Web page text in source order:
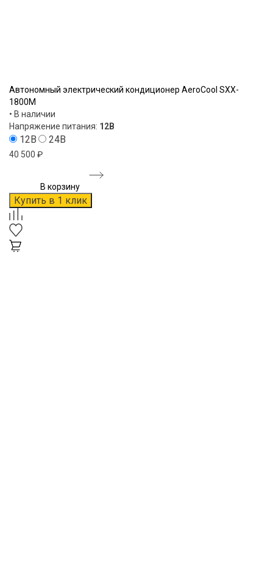
Автономный электрический кондиционер AeroCool SXX-
1800M
• В наличии
Напряжение питания: 12В
12В 24В
40 500 ₽
В корзину
Купить в 1 клик